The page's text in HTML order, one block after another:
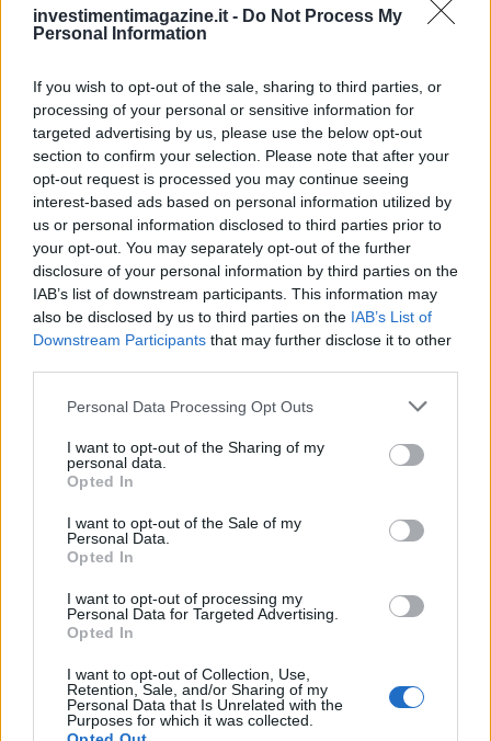
investimentimagazine.it - Do Not Process My
Personal Information
If you wish to opt-out of the sale, sharing to third parties, or
processing of your personal or sensitive information for
targeted advertising by us, please use the below opt-out
section to confirm your selection. Please note that after your
opt-out request is processed you may continue seeing
interest-based ads based on personal information utilized by
us or personal information disclosed to third parties prior to
your opt-out. You may separately opt-out of the further
disclosure of your personal information by third parties on the
IAB’s list of downstream participants. This information may
also be disclosed by us to third parties on the IAB’s List of
Downstream Participants that may further disclose it to other
Please note that this website/app uses one or more Google
not limited to your visit or usage behaviour. You may click to
grant or deny consent to Google and its third-party tags to
use your data for below specified purposes in below Google
consent section.
Personal Data Processing Opt Outs
I want to opt-out of the Sharing of my
personal data.
Opted In
I want to opt-out of the Sale of my
Personal Data.
Opted In
I want to opt-out of processing my
Personal Data for Targeted Advertising.
Opted In
I want to opt-out of Collection, Use,
Retention, Sale, and/or Sharing of my
Personal Data that Is Unrelated with the
Purposes for which it was collected.
Francesca Spadaro
depositati alla Camera di Commercio; è
analista finanziaria che coordina dossier su
PMI e mercati. Laureata in economia, collabora
con camerali locali e cura newsletter
economiche territoriali.